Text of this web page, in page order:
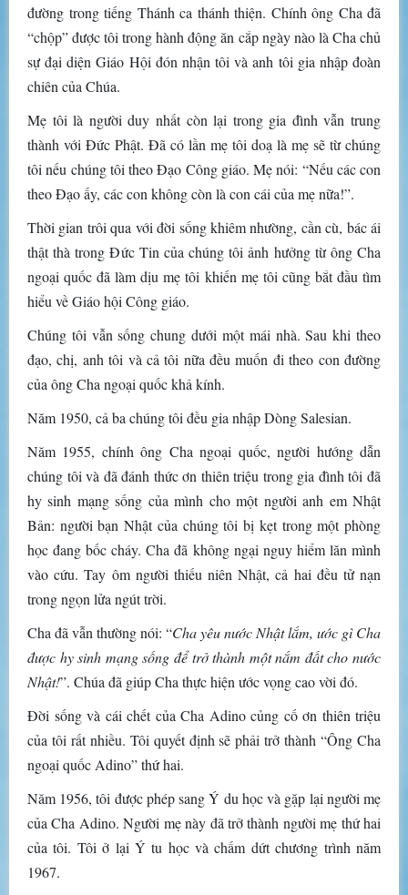
đường trong tiếng Thánh ca thánh thiện. Chính ông Cha đã
“chộp” được tôi trong hành động ăn cắp ngày nào là Cha chủ
sự đại diện Giáo Hội đón nhận tôi và anh tôi gia nhập đoàn
chiên của Chúa.
Mẹ tôi là người duy nhất còn lại trong gia đình vẫn trung
thành với Đức Phật. Đã có lần mẹ tôi doạ là mẹ sẽ từ chúng
tôi nếu chúng tôi theo Đạo Công giáo. Mẹ nói: “Nếu các con
theo Đạo ấy, các con không còn là con cái của mẹ nữa!”.
Thời gian trôi qua với đời sống khiêm nhường, cần cù, bác ái
thật thà trong Đức Tin của chúng tôi ảnh hưởng từ ông Cha
ngoại quốc đã làm dịu mẹ tôi khiến mẹ tôi cũng bắt đầu tìm
hiểu về Giáo hội Công giáo.
Chúng tôi vẫn sống chung dưới một mái nhà. Sau khi theo
đạo, chị, anh tôi và cả tôi nữa đều muốn đi theo con đường
của ông Cha ngoại quốc khả kính.
Năm 1950, cả ba chúng tôi đều gia nhập Dòng Salesian.
Năm 1955, chính ông Cha ngoại quốc, người hướng dẫn
chúng tôi và đã đánh thức ơn thiên triệu trong gia đình tôi đã
hy sinh mạng sống của mình cho một người anh em Nhật
Bản: người bạn Nhật của chúng tôi bị kẹt trong một phòng
học đang bốc cháy. Cha đã không ngại nguy hiểm lăn mình
vào cứu. Tay ôm người thiếu niên Nhật, cả hai đều tử nạn
trong ngọn lửa ngút trời.
Cha đã vẫn thường nói: “Cha yêu nước Nhật lắm, ước gì Cha
được hy sinh mạng sống để trở thành một nắm đất cho nước
Nhật!”. Chúa đã giúp Cha thực hiện ước vọng cao vời đó.
Đời sống và cái chết của Cha Adino củng cố ơn thiên triệu
của tôi rất nhiều. Tôi quyết định sẽ phải trở thành “Ông Cha
ngoại quốc Adino” thứ hai.
Năm 1956, tôi được phép sang Ý du học và gặp lại người mẹ
của Cha Adino. Người mẹ này đã trở thành người mẹ thứ hai
của tôi. Tôi ở lại Ý tu học và chấm dứt chương trình năm
1967.